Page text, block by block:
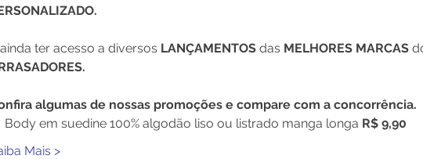
ter acesso a diversos LANÇAMENTOS das MELHORES MARCAS
algumas de nossas promoções e compare com a concorrência.
Body em suedine 100% algodão liso ou listrado manga longa R$ 9,90
Mais >